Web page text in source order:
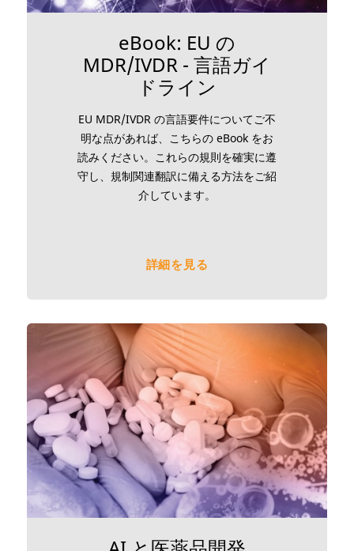
eBook: EU の
MDR/IVDR - 言語ガイ
ドライン
EU MDR/IVDR の言語要件についてご不
明な点があれば、こちらの eBook をお
読みください。これらの規則を確実に遵
守し、規制関連翻訳に備える方法をご紹
介しています。
詳細を見る